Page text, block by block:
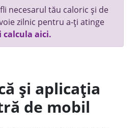
necesarul tău caloric și de
zilnic pentru a-ți atinge
calcula aici.
și aplicația
de mobil